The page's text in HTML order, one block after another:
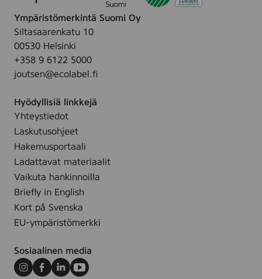
Ympäristömerkintä Suomi Oy
Siltasaarenkatu 10
00530 Helsinki
+358 9 6122 5000
joutsen@ecolabel.fi
Hyödyllisiä linkkejä
Yhteystiedot
Laskutusohjeet
Hakemusportaali
Ladattavat materiaalit
Vaikuta hankinnoilla
Briefly in English
Kort på Svenska
EU-ympäristömerkki
Sosiaalinen media
Instagram
Facebook
LinkedInYoutube